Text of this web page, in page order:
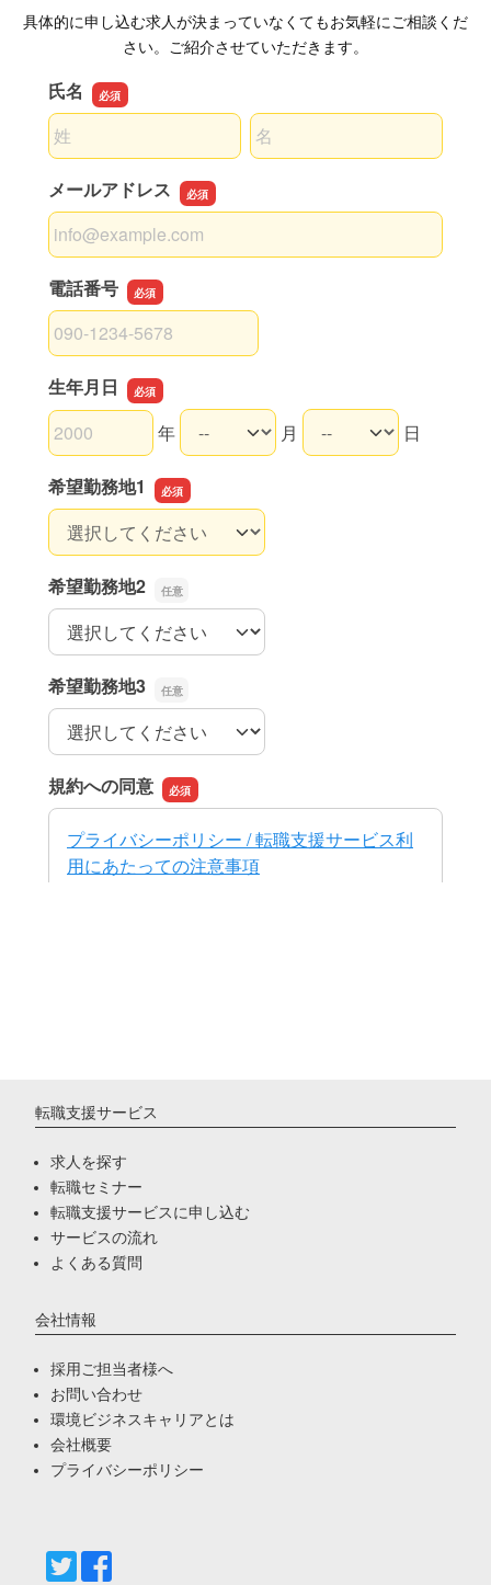
具体的に申し込む求人が決まっていなくてもお気軽にご相談くだ
さい。ご紹介させていただきます。
転職支援サービス
求人を探す
転職セミナー
転職支援サービスに申し込む
サービスの流れ
よくある質問
会社情報
採用ご担当者様へ
お問い合わせ
環境ビジネスキャリアとは
会社概要
プライバシーポリシー